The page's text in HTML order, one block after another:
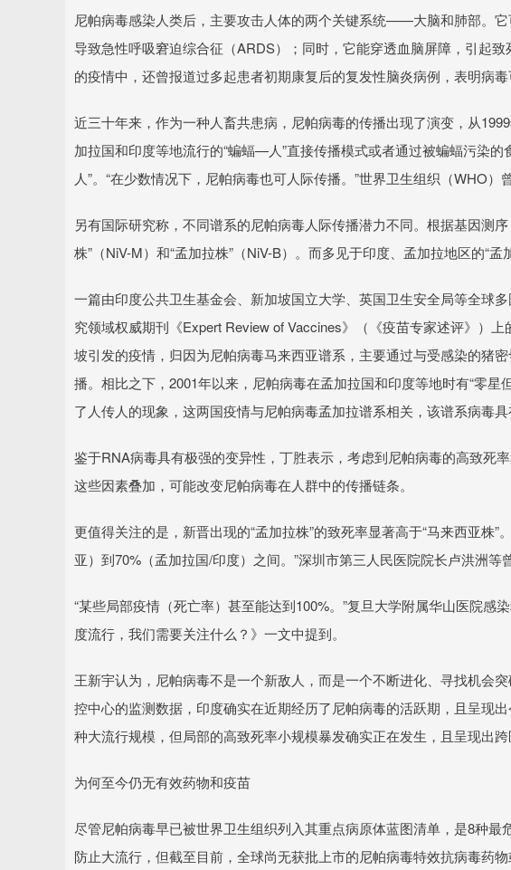
尼帕病毒感染人类后，主要攻击人体的两个关键系统——大脑和肺部。它
导致急性呼吸窘迫综合征（ARDS）；同时，它能穿透血脑屏障，引起
的疫情中，还曾报道过多起患者初期康复后的复发性脑炎病例，表明病毒
近三十年来，作为一种人畜共患病，尼帕病毒的传播出现了演变，从
加拉国和印度等地流行的“蝙蝠—人”直接传播模式或者通过被蝙蝠污染
人”。“在少数情况下，尼帕病毒也可人际传播。”世界卫生组织（WHO）曾
另有国际研究称，不同谱系的尼帕病毒人际传播潜力不同。根据基因测
株”（NiV-M）和“孟加拉株”（NiV-B）。而多见于印度、孟加拉地区的“孟
一篇由印度公共卫生基金会、新加坡国立大学、英国卫生安全局等全球
究领域权威期刊《Expert Review of Vaccines》（《疫苗专家述评》）
坡引发的疫情，归因为尼帕病毒马来西亚谱系，主要通过与受感染的猪
播。相比之下，2001年以来，尼帕病毒在孟加拉国和印度等地时有“零
了人传人的现象，这两国疫情与尼帕病毒孟加拉谱系相关，该谱系病毒具
鉴于RNA病毒具有极强的变异性，丁胜表示，考虑到尼帕病毒的高致死
这些因素叠加，可能改变尼帕病毒在人群中的传播链条。
更值得关注的是，新晋出现的“孟加拉株”的致死率显著高于“马来西亚株
亚）到70%（孟加拉国/印度）之间。”深圳市第三人民医院院长卢洪洲等
“某些局部疫情（死亡率）甚至能达到100%。”复旦大学附属华山医院感
度流行，我们需要关注什么？》一文中提到。
王新宇认为，尼帕病毒不是一个新敌人，而是一个不断进化、寻找机会
控中心的监测数据，印度确实在近期经历了尼帕病毒的活跃期，且呈现出
种大流行规模，但局部的高致死率小规模暴发确实正在发生，且呈现出
为何至今仍无有效药物和疫苗
尽管尼帕病毒早已被世界卫生组织列入其重点病原体蓝图清单，是8种
防止大流行，但截至目前，全球尚无获批上市的尼帕病毒特效抗病毒药